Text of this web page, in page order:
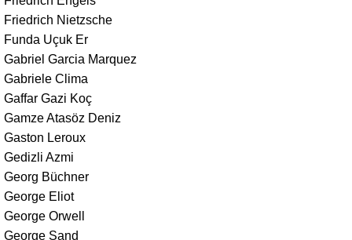
Friedrich Nietzsche
Funda Uçuk Er
Gabriel Garcia Marquez
Gabriele Clima
Gaffar Gazi Koç
Gamze Atasöz Deniz
Gaston Leroux
Gedizli Azmi
Georg Büchner
George Eliot
George Orwell
George Sand